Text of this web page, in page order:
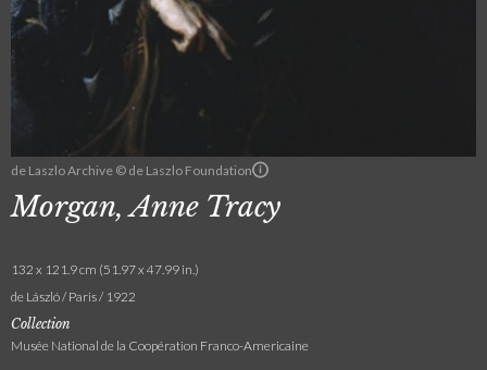
de Laszlo Archive © de Laszlo Foundation
Morgan, Anne Tracy
132 x 121.9 cm (51.97 x 47.99 in.)
de László / Paris / 1922
Collection
Musée National de la Coopération Franco-Americaine